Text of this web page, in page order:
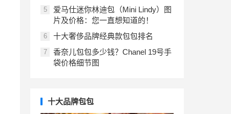
5
爱马仕迷你林迪包（Mini Lindy）图
片及价格：您一直想知道的！
6 十大奢侈品牌经典款包包排名
7
香奈儿包包多少钱？Chanel 19号手
袋价格细节图
十大品牌包包